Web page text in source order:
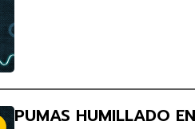
PUMAS HUMILLADO